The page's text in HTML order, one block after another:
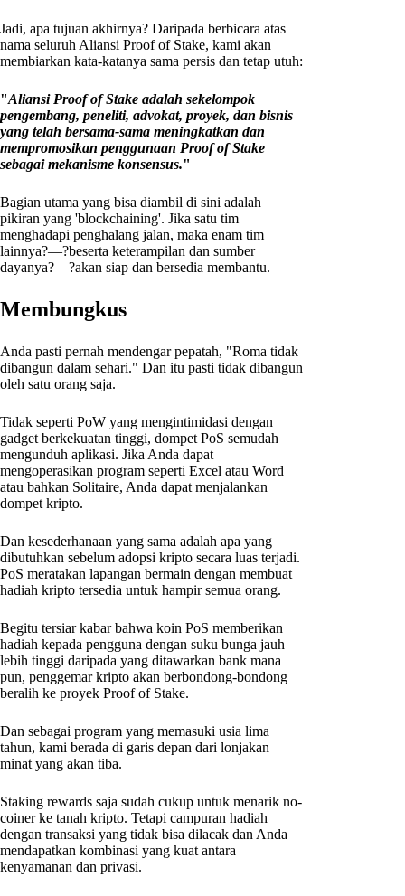
Jadi, apa tujuan akhirnya? Daripada berbicara atas
nama seluruh Aliansi Proof of Stake, kami akan
membiarkan kata-katanya sama persis dan tetap utuh:
"Aliansi Proof of Stake adalah sekelompok
pengembang, peneliti, advokat, proyek, dan bisnis
yang telah bersama-sama meningkatkan dan
mempromosikan penggunaan Proof of Stake
sebagai mekanisme konsensus."
Bagian utama yang bisa diambil di sini adalah
pikiran yang 'blockchaining'. Jika satu tim
menghadapi penghalang jalan, maka enam tim
lainnya?—?beserta keterampilan dan sumber
dayanya?—?akan siap dan bersedia membantu.
Membungkus
Anda pasti pernah mendengar pepatah, "Roma tidak
dibangun dalam sehari." Dan itu pasti tidak dibangun
oleh satu orang saja.
Tidak seperti PoW yang mengintimidasi dengan
gadget berkekuatan tinggi, dompet PoS semudah
mengunduh aplikasi. Jika Anda dapat
mengoperasikan program seperti Excel atau Word
atau bahkan Solitaire, Anda dapat menjalankan
dompet kripto.
Dan kesederhanaan yang sama adalah apa yang
dibutuhkan sebelum adopsi kripto secara luas terjadi.
PoS meratakan lapangan bermain dengan membuat
hadiah kripto tersedia untuk hampir semua orang.
Begitu tersiar kabar bahwa koin PoS memberikan
hadiah kepada pengguna dengan suku bunga jauh
lebih tinggi daripada yang ditawarkan bank mana
pun, penggemar kripto akan berbondong-bondong
beralih ke proyek Proof of Stake.
Dan sebagai program yang memasuki usia lima
tahun, kami berada di garis depan dari lonjakan
minat yang akan tiba.
Staking rewards saja sudah cukup untuk menarik no-
coiner ke tanah kripto. Tetapi campuran hadiah
dengan transaksi yang tidak bisa dilacak dan Anda
mendapatkan kombinasi yang kuat antara
kenyamanan dan privasi.